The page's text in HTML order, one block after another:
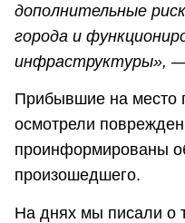
дополнительные
города и
инфраструктуры», —
Прибывшие на место
осмотрели
проинформированы
произошедшего.
На днях мы писали о